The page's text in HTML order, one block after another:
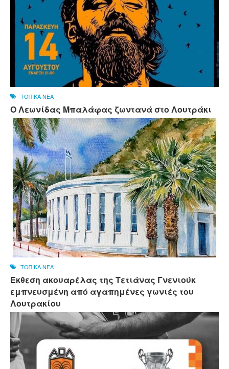
ΤΟΠΙΚΑ ΝΕΑ
Ο Λεωνίδας Μπαλάφας ζωντανά στο Λουτράκι
ΤΟΠΙΚΑ ΝΕΑ
Έκθεση ακουαρέλας της Τετιάνας Γνενιούκ
εμπνευσμένη από αγαπημένες γωνιές του
Λουτρακίου